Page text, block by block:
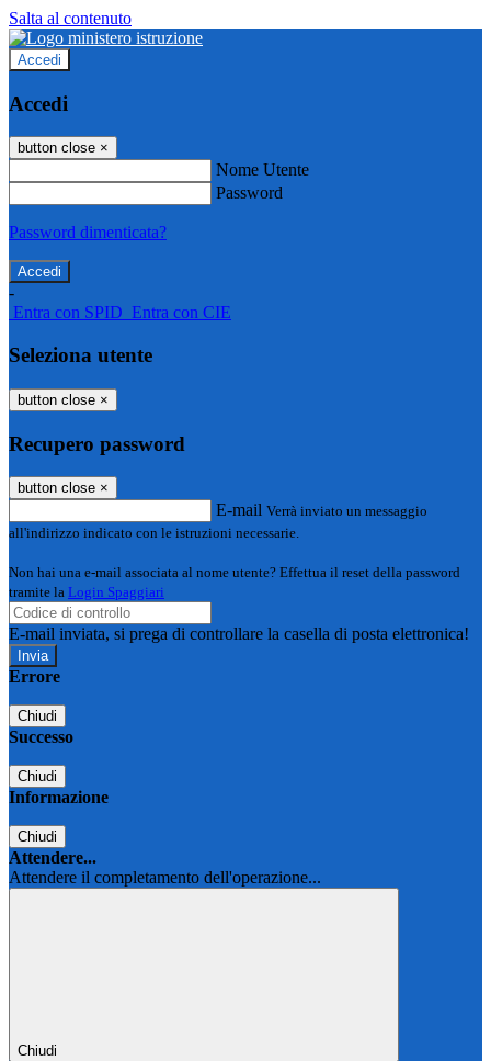
Salta al contenuto
Accedi
Accedi
button close ×
Nome Utente
Password
Password dimenticata?
-
Entra con SPID Entra con CIE
Seleziona utente
button close ×
Recupero password
button close ×
E-mail Verrà inviato un messaggio
all'indirizzo indicato con le istruzioni necessarie.
Non hai una e-mail associata al nome utente? Effettua il reset della password
tramite la Login Spaggiari
E-mail inviata, si prega di controllare la casella di posta elettronica!
Errore
Chiudi
Successo
Chiudi
Informazione
Chiudi
Attendere...
Attendere il completamento dell'operazione...
Chiudi